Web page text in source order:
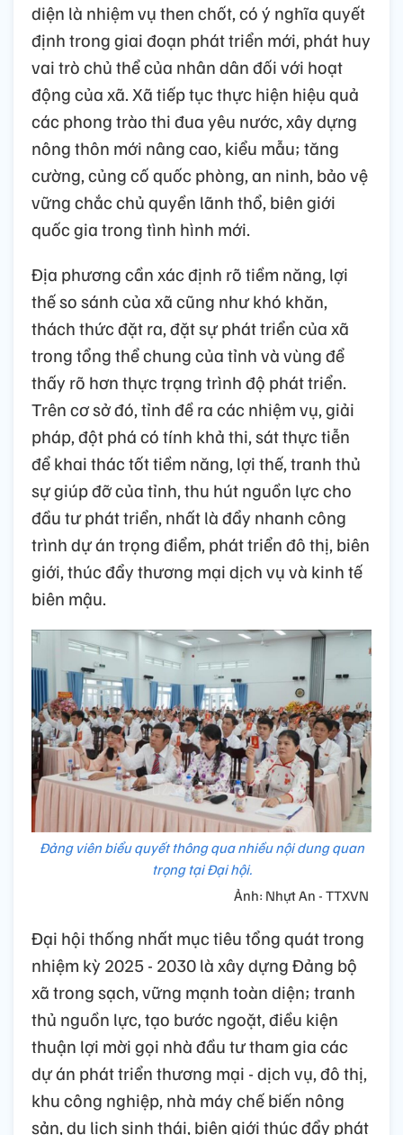
diện là nhiệm vụ then chốt, có ý nghĩa quyết
định trong giai đoạn phát triển mới, phát huy
vai trò chủ thể của nhân dân đối với hoạt
động của xã. Xã tiếp tục thực hiện hiệu quả
các phong trào thi đua yêu nước, xây dựng
nông thôn mới nâng cao, kiểu mẫu; tăng
cường, củng cố quốc phòng, an ninh, bảo vệ
vững chắc chủ quyền lãnh thổ, biên giới
quốc gia trong tình hình mới.
Địa phương cần xác định rõ tiềm năng, lợi
thế so sánh của xã cũng như khó khăn,
thách thức đặt ra, đặt sự phát triển của xã
trong tổng thể chung của tỉnh và vùng để
thấy rõ hơn thực trạng trình độ phát triển.
Trên cơ sở đó, tỉnh đề ra các nhiệm vụ, giải
pháp, đột phá có tính khả thi, sát thực tiễn
để khai thác tốt tiềm năng, lợi thế, tranh thủ
sự giúp đỡ của tỉnh, thu hút nguồn lực cho
đầu tư phát triển, nhất là đẩy nhanh công
trình dự án trọng điểm, phát triển đô thị, biên
giới, thúc đẩy thương mại dịch vụ và kinh tế
biên mậu.
Đảng viên biểu quyết thông qua nhiều nội dung quan
trọng tại Đại hội.
Ảnh: Nhựt An - TTXVN
Đại hội thống nhất mục tiêu tổng quát trong
nhiệm kỳ 2025 - 2030 là xây dựng Đảng bộ
xã trong sạch, vững mạnh toàn diện; tranh
thủ nguồn lực, tạo bước ngoặt, điều kiện
thuận lợi mời gọi nhà đầu tư tham gia các
dự án phát triển thương mại - dịch vụ, đô thị,
khu công nghiệp, nhà máy chế biến nông
sản, du lịch sinh thái, biên giới thúc đẩy phát